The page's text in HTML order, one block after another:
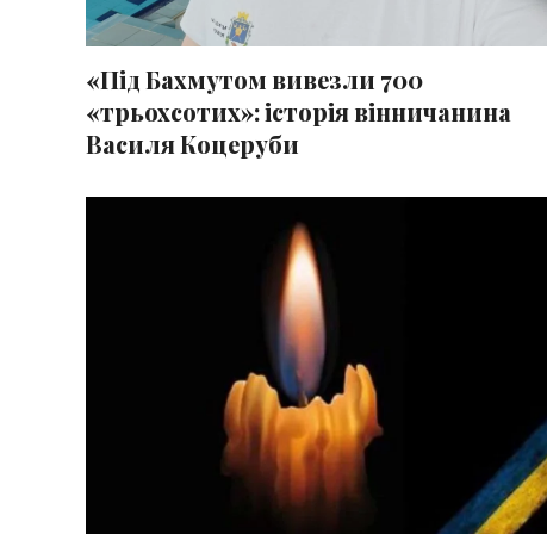
«Під Бахмутом вивезли 700
«трьохсотих»: історія вінничанина
Василя Коцеруби